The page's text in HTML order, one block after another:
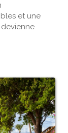
et une